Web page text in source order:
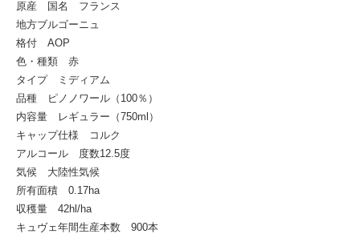
原産 国名 フランス
地方ブルゴーニュ
格付 AOP
色・種類 赤
タイプ ミディアム
品種 ピノノワール（100％）
内容量 レギュラー（750ml）
キャップ仕様 コルク
アルコール 度数12.5度
気候 大陸性気候
所有面積 0.17ha
収穫量 42hl/ha
キュヴェ年間生産本数 900本